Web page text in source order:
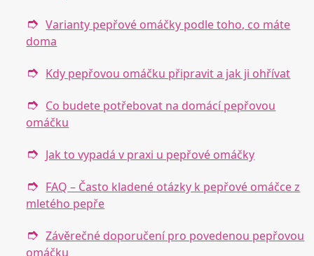
Varianty pepřové omáčky podle toho, co máte
doma
Kdy pepřovou omáčku připravit a jak ji ohřívat
Co budete potřebovat na domácí pepřovou
omáčku
Jak to vypadá v praxi u pepřové omáčky
FAQ – Často kladené otázky k pepřové omáčce z
mletého pepře
Závěrečné doporučení pro povedenou pepřovou
omáčku